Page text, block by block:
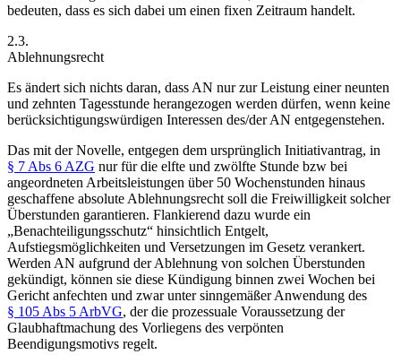
bedeuten, dass es sich dabei um einen fixen Zeitraum handelt.
2.3.
Ablehnungsrecht
Es ändert sich nichts daran, dass AN nur zur Leistung einer neunten
und zehnten Tagesstunde herangezogen werden dürfen, wenn keine
berücksichtigungswürdigen Interessen des/der AN entgegenstehen.
Das mit der Novelle, entgegen dem ursprünglich Initiativantrag, in
§ 7 Abs 6 AZG nur für die elfte und zwölfte Stunde bzw bei
angeordneten Arbeitsleistungen über 50 Wochenstunden hinaus
geschaffene absolute Ablehnungsrecht soll die Freiwilligkeit solcher
Überstunden garantieren. Flankierend dazu wurde ein
„Benachteiligungsschutz“ hinsichtlich Entgelt,
Aufstiegsmöglichkeiten und Versetzungen im Gesetz verankert.
Werden AN aufgrund der Ablehnung von solchen Überstunden
gekündigt, können sie diese Kündigung binnen zwei Wochen bei
Gericht anfechten und zwar unter sinngemäßer Anwendung des
§ 105 Abs 5 ArbVG, der die prozessuale Voraussetzung der
Glaubhaftmachung des Vorliegens des verpönten
Beendigungsmotivs regelt.